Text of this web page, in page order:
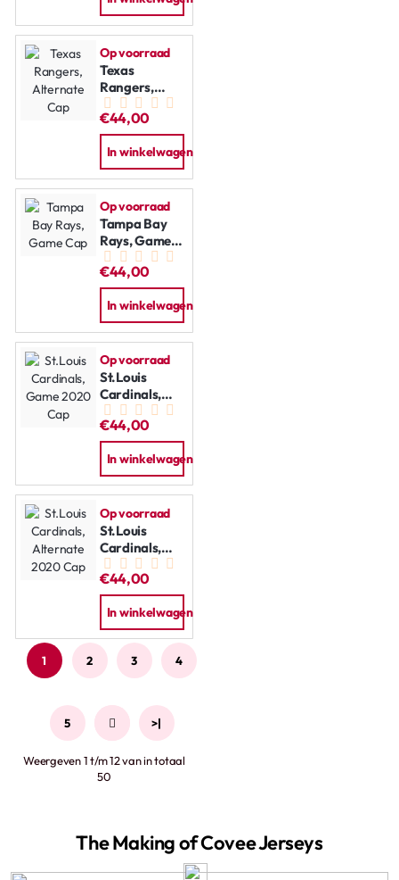
Op voorraad
Texas
Rangers,
Alternate
Cap
€44,00
In winkelwagen
Op voorraad
Tampa Bay
Rays, Game
Cap
€44,00
In winkelwagen
Op voorraad
St.Louis
Cardinals,
Game 2020
Cap
€44,00
In winkelwagen
Op voorraad
St.Louis
Cardinals,
Alternate
2020 Cap
€44,00
In winkelwagen
1 2 3 4
5 > >|
Weergeven 1 t/m 12 van in totaal
50
The Making of Covee Jerseys